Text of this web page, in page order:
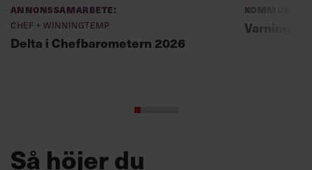
Annonssamarbete:
Chef + Winningtemp
Delta i Chefbarometern 2026
Varning
Så höjer du